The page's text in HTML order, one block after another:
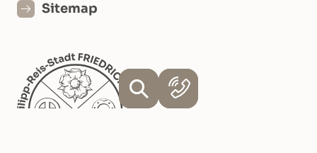
Sitemap